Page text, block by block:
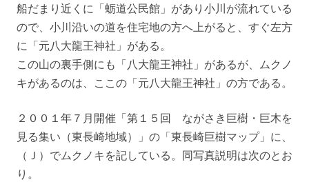
船だまり近くに「蛎道公民館」があり小川が流れている
ので、小川沿いの道を住宅地の方へ上がると、すぐ左方
に「元八大龍王神社」がある。
この山の裏手側にも「八大龍王神社」があるが、ムクノ
キがあるのは、ここの「元八大龍王神社」の方である。
２００１年７月開催「第１５回 ながさき巨樹・巨木を
見る集い（東長崎地域）」の「東長崎巨樹マップ」に、
（Ｊ）でムクノキを記している。同写真説明は次のとお
り。